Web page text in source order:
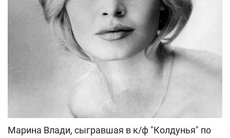
Марина Влади, сыгравшая в к/ф "Колдунья" по